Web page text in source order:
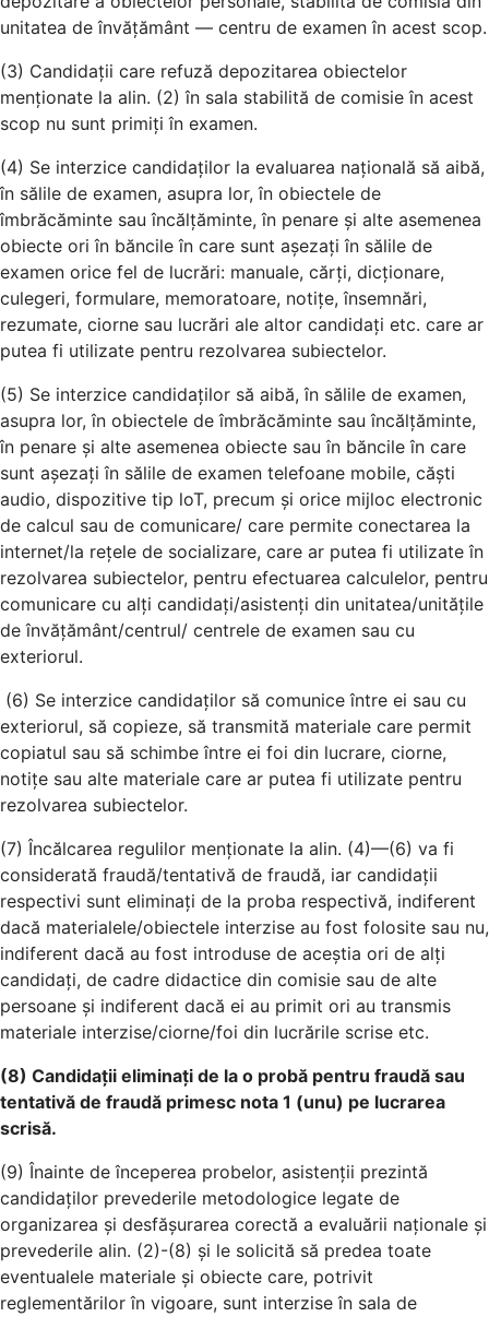
unitatea de învățământ — centru de examen în acest scop.
(3) Candidații care refuză depozitarea obiectelor
menționate la alin. (2) în sala stabilită de comisie în acest
scop nu sunt primiți în examen.
(4) Se interzice candidaților la evaluarea națională să aibă,
în sălile de examen, asupra lor, în obiectele de
îmbrăcăminte sau încălțăminte, în penare și alte asemenea
obiecte ori în băncile în care sunt așezați în sălile de
examen orice fel de lucrări: manuale, cărți, dicționare,
culegeri, formulare, memoratoare, notițe, însemnări,
rezumate, ciorne sau lucrări ale altor candidați etc. care ar
putea fi utilizate pentru rezolvarea subiectelor.
(5) Se interzice candidaților să aibă, în sălile de examen,
asupra lor, în obiectele de îmbrăcăminte sau încălțăminte,
în penare și alte asemenea obiecte sau în băncile în care
sunt așezați în sălile de examen telefoane mobile, căști
audio, dispozitive tip loT, precum și orice mijloc electronic
de calcul sau de comunicare/ care permite conectarea la
internet/la rețele de socializare, care ar putea fi utilizate în
rezolvarea subiectelor, pentru efectuarea calculelor, pentru
comunicare cu alți candidați/asistenți din unitatea/unitățile
de învățământ/centrul/ centrele de examen sau cu
exteriorul.
(6) Se interzice candidaților să comunice între ei sau cu
exteriorul, să copieze, să transmită materiale care permit
copiatul sau să schimbe între ei foi din lucrare, ciorne,
notițe sau alte materiale care ar putea fi utilizate pentru
rezolvarea subiectelor.
(7) Încălcarea regulilor menționate la alin. (4)—(6) va fi
considerată fraudă/tentativă de fraudă, iar candidații
respectivi sunt eliminați de la proba respectivă, indiferent
dacă materialele/obiectele interzise au fost folosite sau nu,
indiferent dacă au fost introduse de aceștia ori de alți
candidați, de cadre didactice din comisie sau de alte
persoane și indiferent dacă ei au primit ori au transmis
materiale interzise/ciorne/foi din lucrările scrise etc.
(8) Candidații eliminați de la o probă pentru fraudă sau
tentativă de fraudă primesc nota 1 (unu) pe lucrarea
scrisă.
(9) Înainte de începerea probelor, asistenții prezintă
candidaților prevederile metodologice legate de
organizarea și desfășurarea corectă a evaluării naționale și
prevederile alin. (2)-(8) și le solicită să predea toate
eventualele materiale și obiecte care, potrivit
reglementărilor în vigoare, sunt interzise în sala de